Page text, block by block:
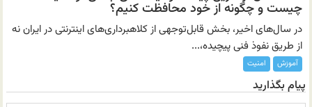
چیست و چگونه از خود محافظت کنیم؟
در سال‌های اخیر، بخش قابل‌توجهی از کلاهبرداری‌های اینترنتی در ایران نه
از طریق نفوذ فنی پیچیده،...
آموزش امنیت
پیام بگذارید